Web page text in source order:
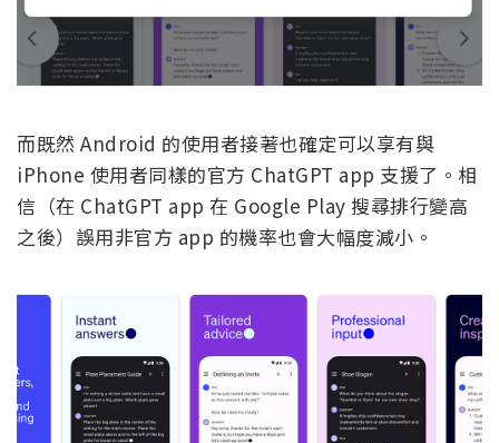
而既然 Android 的使用者接著也確定可以享有與
iPhone 使用者同樣的官方 ChatGPT app 支援了。相
信（在 ChatGPT app 在 Google Play 搜尋排行變高
之後）誤用非官方 app 的機率也會大幅度減小。